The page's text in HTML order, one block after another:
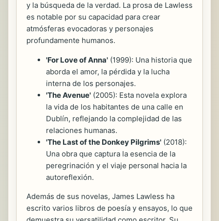
y la búsqueda de la verdad. La prosa de Lawless
es notable por su capacidad para crear
atmósferas evocadoras y personajes
profundamente humanos.
'For Love of Anna' (1999): Una historia que
aborda el amor, la pérdida y la lucha
interna de los personajes.
'The Avenue' (2005): Esta novela explora
la vida de los habitantes de una calle en
Dublín, reflejando la complejidad de las
relaciones humanas.
'The Last of the Donkey Pilgrims' (2018):
Una obra que captura la esencia de la
peregrinación y el viaje personal hacia la
autoreflexión.
Además de sus novelas, James Lawless ha
escrito varios libros de poesía y ensayos, lo que